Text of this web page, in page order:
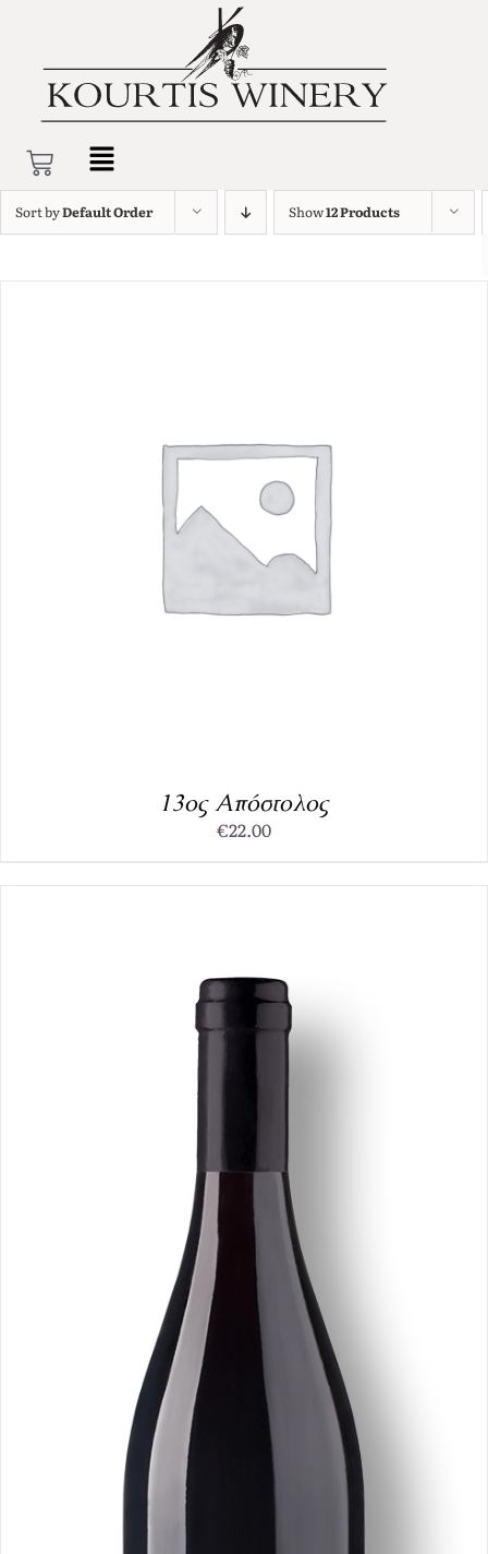
Sort byDefault Order Show12 Products
13ος Απόστολος
€22.00